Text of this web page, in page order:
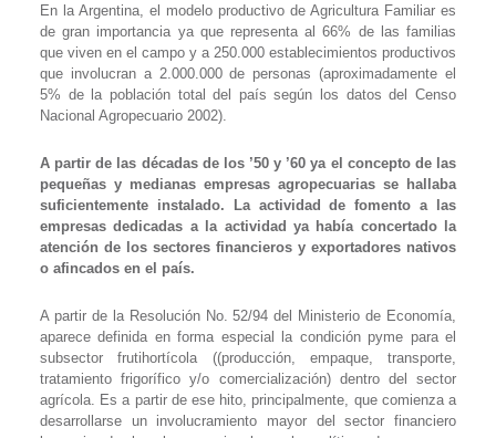
En la Argentina, el modelo productivo de Agricultura Familiar es
de gran importancia ya que representa al 66% de las familias
que viven en el campo y a 250.000 establecimientos productivos
que involucran a 2.000.000 de personas (aproximadamente el
5% de la población total del país según los datos del Censo
Nacional Agropecuario 2002).
A partir de las décadas de los ’50 y ’60 ya el concepto de las
pequeñas y medianas empresas agropecuarias se hallaba
suficientemente instalado. La actividad de fomento a las
empresas dedicadas a la actividad ya había concertado la
atención de los sectores financieros y exportadores nativos
o afincados en el país.
A partir de la Resolución No. 52/94 del Ministerio de Economía,
aparece definida en forma especial la condición pyme para el
subsector frutihortícola ((producción, empaque, transporte,
tratamiento frigorífico y/o comercialización) dentro del sector
agrícola. Es a partir de ese hito, principalmente, que comienza a
desarrollarse un involucramiento mayor del sector financiero